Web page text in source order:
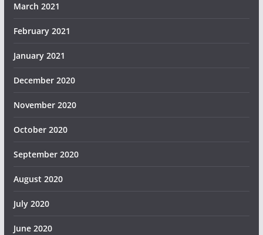
March 2021
February 2021
January 2021
December 2020
November 2020
October 2020
September 2020
August 2020
July 2020
June 2020